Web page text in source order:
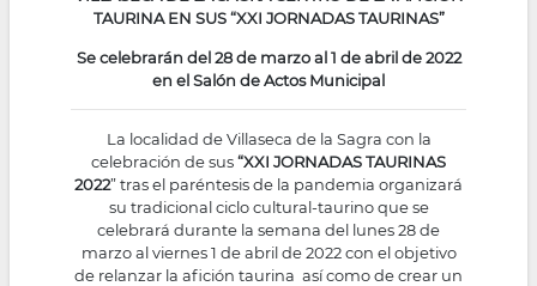
TAURINA EN SUS “XXI JORNADAS TAURINAS”
Se celebrarán del 28 de marzo al 1 de abril de 2022
en el Salón de Actos Municipal
La localidad de Villaseca de la Sagra con la
celebración de sus“XXI JORNADAS TAURINAS
2022” tras el paréntesis de la pandemia organizará
su tradicional ciclo cultural-taurino que se
celebrará durante la semana del lunes 28 de
marzo al viernes 1 de abril de 2022 con el objetivo
de relanzar la afición taurina así como de crear un